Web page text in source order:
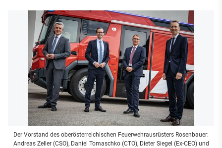
Der Vorstand des oberösterreichischen Feuerwehrausrüsters Rosenbauer:
Andreas Zeller (CSO), Daniel Tomaschko (CTO), Dieter Siegel (Ex-CEO) und